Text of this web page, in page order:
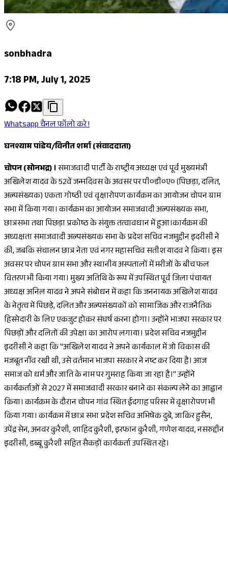
sonbhadra
7:18 PM, July 1, 2025
Whatsapp चैनल फॉलो करे !
घनश्याम पांडेय/विनीत शर्मा (संवाददाता)
चोपन (सोनभद्र) ।समाजवादी पार्टी के राष्ट्रीय अध्यक्ष एवं पूर्व मुख्यमंत्री
अखिलेश यादव के 52वें जन्मदिवस के अवसर पर पी०डी०ए० (पिछड़ा, दलित,
अल्पसंख्यक) एकता गोष्ठी एवं वृक्षारोपण कार्यक्रम का आयोजन चोपन ग्राम
सभा में किया गया। कार्यक्रम का आयोजन समाजवादी अल्पसंख्यक सभा,
छात्रसभा तथा पिछड़ा प्रकोष्ठ के संयुक्त तत्वावधान में हुआ।कार्यक्रम की
अध्यक्षता समाजवादी अल्पसंख्यक सभा के प्रदेश सचिव नजमुद्दीन इदरीसी ने
की, जबकि संचालन छात्र नेता एवं नगर महासचिव सतीश यादव ने किया। इस
अवसर पर चोपन ग्राम सभा और स्थानीय अस्पतालों में मरीजों के बीच फल
वितरण भी किया गया। मुख्य अतिथि के रूप में उपस्थित पूर्व जिला पंचायत
अध्यक्ष अनिल यादव ने अपने संबोधन में कहा कि जननायक अखिलेश यादव
के नेतृत्व में पिछड़े, दलित और अल्पसंख्यकों को सामाजिक और राजनैतिक
हिस्सेदारी के लिए एकजुट होकर संघर्ष करना होगा। उन्होंने भाजपा सरकार पर
पिछड़ों और दलितों की उपेक्षा का आरोप लगाया। प्रदेश सचिव नजमुद्दीन
इदरीसी ने कहा कि "अखिलेश यादव ने अपने कार्यकाल में जो विकास की
मजबूत नींव रखी थी, उसे वर्तमान भाजपा सरकार ने नष्ट कर दिया है। आज
समाज को धर्म और जाति के नाम पर गुमराह किया जा रहा है।" उन्होंने
कार्यकर्ताओं से 2027 में समाजवादी सरकार बनाने का संकल्प लेने का आह्वान
किया। कार्यक्रम के दौरान चोपन गांव स्थित ईदगाह परिसर में वृक्षारोपण भी
किया गया। कार्यक्रम में छात्र सभा प्रदेश सचिव अभिषेक दुबे, जाकिर हुसैन,
उपेंद्र सेन, अनवर कुरैशी, शाहिद कुरैशी, इरफान कुरैशी, गणेश यादव, नसरुद्दीन
इदरीसी, डब्बू कुरैशी सहित सैकड़ों कार्यकर्ता उपस्थित रहे।